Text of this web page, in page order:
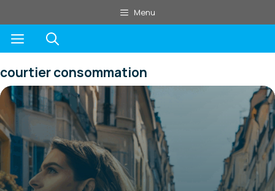
au
contenu
Menu
Menu
courtier consommation